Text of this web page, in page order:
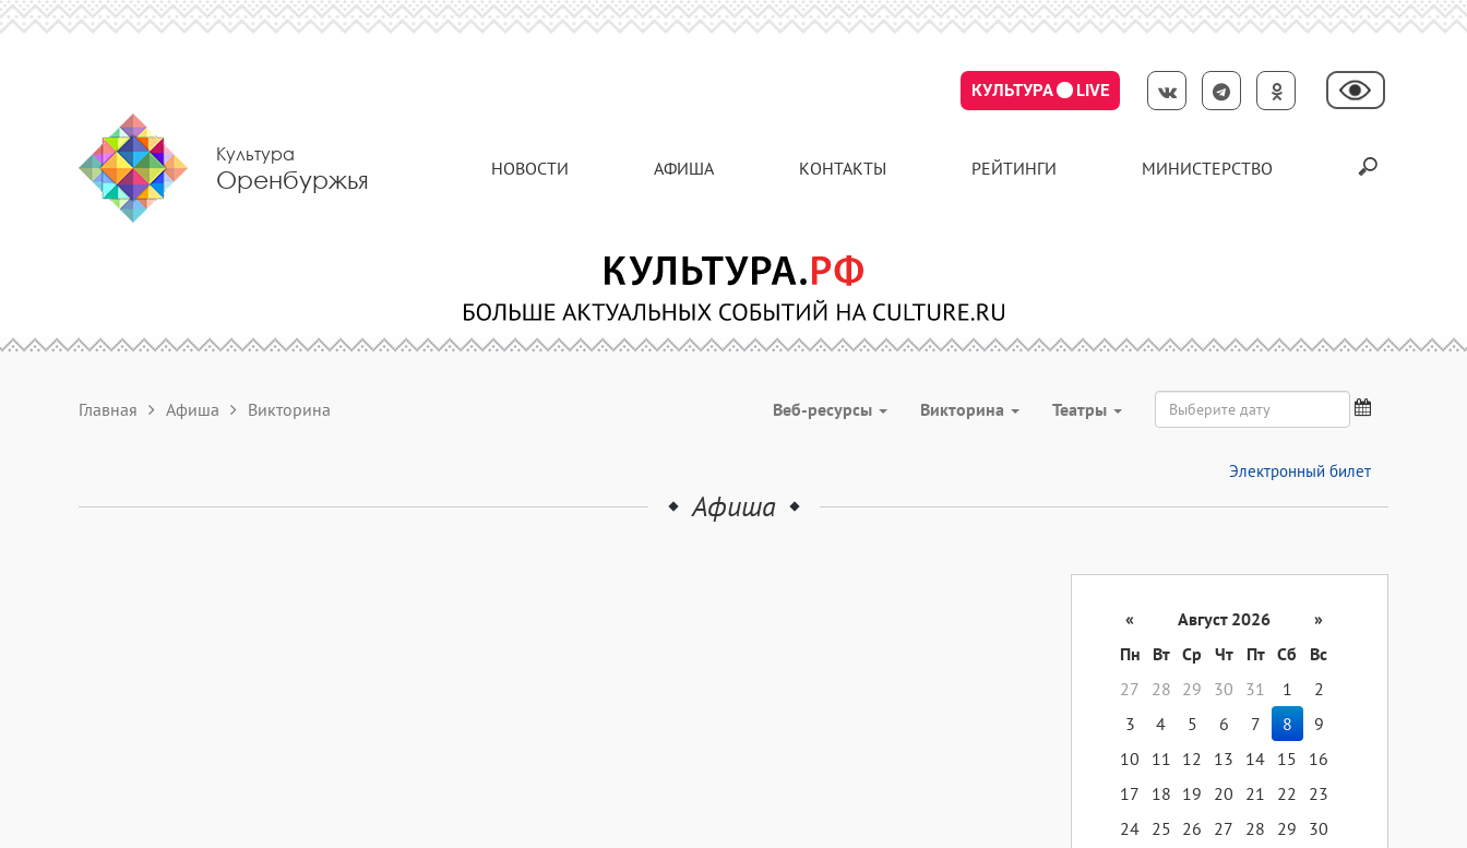
КУЛЬТУРА LIVE
Культура
Оренбуржья НОВОСТИ АФИША КОНТАКТЫ РЕЙТИНГИ МИНИСТЕРСТВО
Главная Афиша Викторина Веб-ресурсы Викторина Театры
Электронный билет
Афиша
« Август 2026
»
Пн
Вт Ср Чт Пт Сб
Вс
27
28 29 30 31 1
2
3
4 5 6 7 8
9
10
11 12 13 14 15
16
17
18 19 20 21 22
23
24 25 26 27 28 29
30